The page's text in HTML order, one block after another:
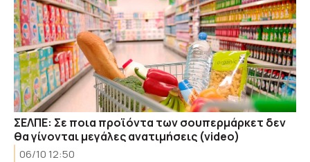
ΣΕΛΠΕ: Σε ποια προϊόντα των σουπερμάρκετ δεν
θα γίνονται μεγάλες ανατιμήσεις (video)
06/10 12:50